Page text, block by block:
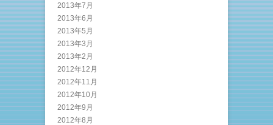
2013年7月
2013年6月
2013年5月
2013年3月
2013年2月
2012年12月
2012年11月
2012年10月
2012年9月
2012年8月